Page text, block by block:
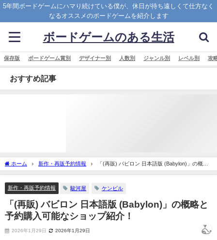
5年間ボードゲームにハマり続けている僕が、休日が待ち遠しくて仕方なく
なるオススメのボードゲームを紹介します
ボードゲームのある生活
保存版 ボードゲーム賞別 デザイナー別 人数別 ジャンル別 レベル別 攻
おすすめ記事
ホーム 新作・再販予約情報
「(再販) バビロン 日本語版 (Babylon)」の概略
と予約購入可能なショップ紹介！
新作・再販予約情報 駿河屋 ケンビル
「(再販) バビロン 日本語版 (Babylon)」の概略と
予約購入可能なショップ紹介！
2026年1月29日 2026年1月29日